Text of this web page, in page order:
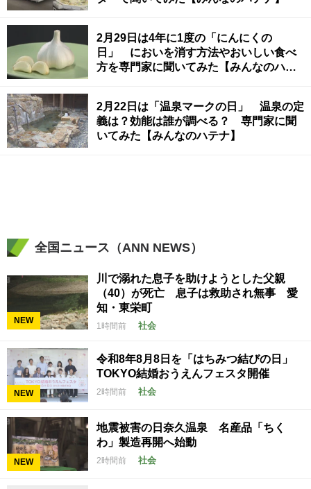
2月29日は4年に1度の「にんにくの
日」 においを消す方法やおいしい食べ
方を専門家に聞いてみた【みんなのハテ
2月22日は「温泉マークの日」 温泉の定
義は？効能は誰が調べる？ 専門家に聞
いてみた【みんなのハテナ】
全国ニュース（ANN NEWS）
NEW
川で溺れた息子を助けようとした父親
（40）が死亡 息子は救助され無事 愛
知・東栄町
1時間前 社会
NEW
令和8年8月8日を「はちみつ結びの日」
TOKYO結婚おうえんフェスタ開催
2時間前 社会
NEW
地震被害の日奈久温泉 名産品「ちく
わ」製造再開へ始動
2時間前 社会